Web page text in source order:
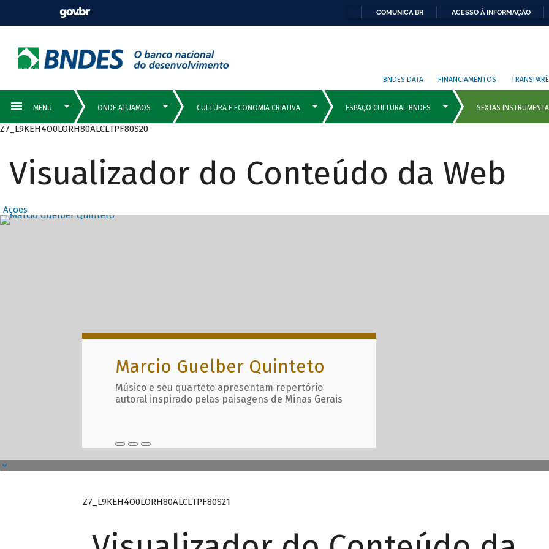
COMUNICA BR ACESSO À INFORMAÇÃO
BNDES DATA FINANCIAMENTOS
Z7_L9KEH4O0LORH80ALCLTPF80S20
Visualizador do Conteúdo da Web
Ações
Destaques Principais com
Marcio Guelber Quinteto
Músico e seu quarteto apresentam repertório
autoral inspirado pelas paisagens de Minas Gerais
Z7_L9KEH4O0LORH80ALCLTPF80S21